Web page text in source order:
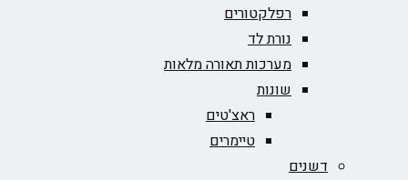
רפלקטורים
נורת לד
מערכות תאורה מלאות
שונות
ראצ'טים
טיימרים
דשנים